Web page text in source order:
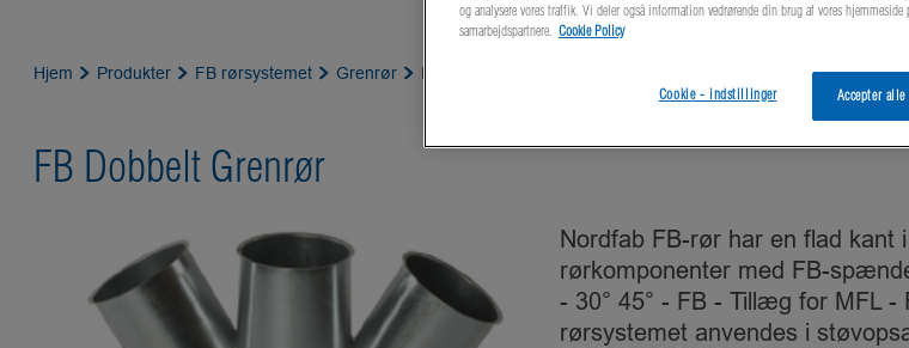
Hjem Produkter FB rørsystemet Grenrør FB Dobbelt Grenrør
FB Dobbelt Grenrør
Nordfab FB-rør har en flad kant
rørkomponenter med FB-
- 30° 45° - FB - Tillæg for MFL
rørsystemet anvendes i
og analysere vores traffik. Vi deler også information vedrørende din brug af vores
samarbejdspartnere. Cookie Policy
Accepter alle
Cookie - indstillinger